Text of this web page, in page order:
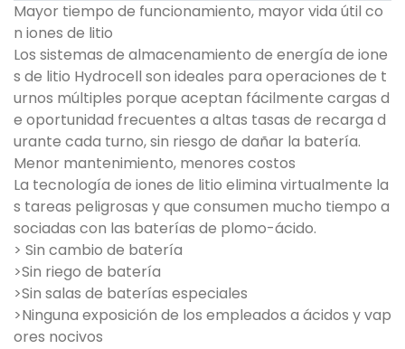
Mayor tiempo de funcionamiento, mayor vida útil co
n iones de litio
Los sistemas de almacenamiento de energía de ione
s de litio Hydrocell son ideales para operaciones de t
urnos múltiples porque aceptan fácilmente cargas d
e oportunidad frecuentes a altas tasas de recarga d
urante cada turno, sin riesgo de dañar la batería.
Menor mantenimiento, menores costos
La tecnología de iones de litio elimina virtualmente la
s tareas peligrosas y que consumen mucho tiempo a
sociadas con las baterías de plomo-ácido.
> Sin cambio de batería
>Sin riego de batería
>Sin salas de baterías especiales
>Ninguna exposición de los empleados a ácidos y vap
ores nocivos